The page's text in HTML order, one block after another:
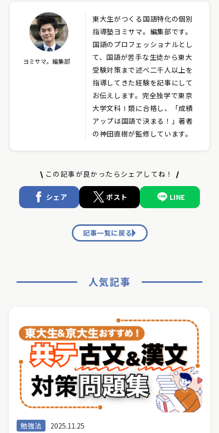
ヨミサマ。編集部
東大生がつくる国語特化の個別
指導塾ヨミサマ。編集部です。
国語のプロフェッショナルとし
て、国語が苦手な生徒から東大
受験対策まで述べ二千人以上を
指導してきた経験を記事にして
お伝えします。完全独学で東京
大学文科Ⅰ類に合格し、「成績
アップは国語で決まる！」著者
の神田直樹が監修しています。
この記事が良かったらシェアしてね！
シェア ポスト LINE
記事一覧に戻る
人気記事
勉強法 2025.11.25